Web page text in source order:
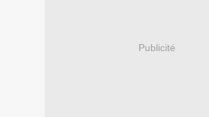
Publicité